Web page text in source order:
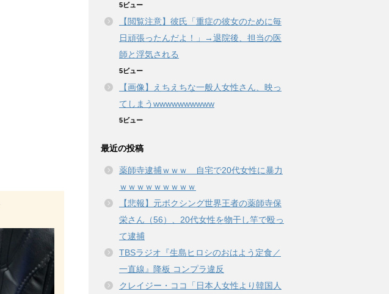
5ビュー
【閲覧注意】彼氏「重症の彼女のために毎
日頑張ったんだよ！」→退院後、担当の医
師と浮気される
5ビュー
【画像】えちえちな一般人女性さん、映っ
てしまうwwwwwwwwww
5ビュー
最近の投稿
薬師寺逮捕ｗｗｗ 自宅で20代女性に暴力
ｗｗｗｗｗｗｗｗｗ
【悲報】元ボクシング世界王者の薬師寺保
栄さん（56）、20代女性を物干し竿で殴っ
て逮捕
TBSラジオ『生島ヒロシのおはよう定食／
一直線』降板 コンプラ違反
クレイジー・ココ「日本人女性より韓国人